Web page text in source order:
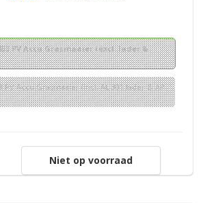
PV Accu Grasmaaier (excl. lader &
PV Accu Grasmaaier (incl. AL 301 lader & AP
Niet op voorraad